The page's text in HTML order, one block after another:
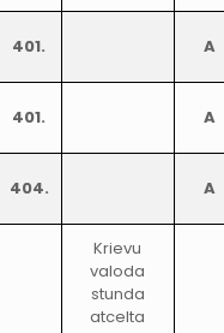
401. A
401. A
404. A
Krievu
valoda
stunda
atcelta